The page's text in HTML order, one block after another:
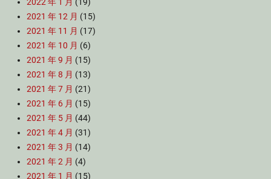
2021 年 12 月 (15)
2021 年 11 月 (17)
2021 年 10 月 (6)
2021 年 9 月 (15)
2021 年 8 月 (13)
2021 年 7 月 (21)
2021 年 6 月 (15)
2021 年 5 月 (44)
2021 年 4 月 (31)
2021 年 3 月 (14)
2021 年 2 月 (4)
2021 年 1 月 (15)